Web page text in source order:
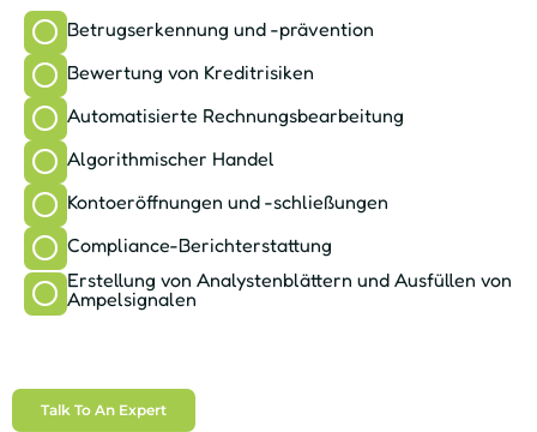
Betrugserkennung und -prävention
Bewertung von Kreditrisiken
Automatisierte Rechnungsbearbeitung
Algorithmischer Handel
Kontoeröffnungen und -schließungen
Compliance-Berichterstattung
Erstellung von Analystenblättern und Ausfüllen von
Ampelsignalen
Talk To An Expert